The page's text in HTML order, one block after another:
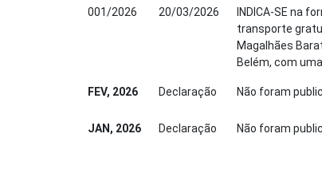
001/2026 20/03/2026
INDICA-SE na
transporte
Magalhães
Belém, com
FEV, 2026 Declaração Não foram
JAN, 2026 Declaração Não foram